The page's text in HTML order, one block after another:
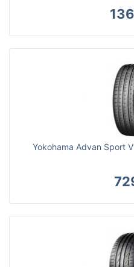
Yokohama Advan Sport